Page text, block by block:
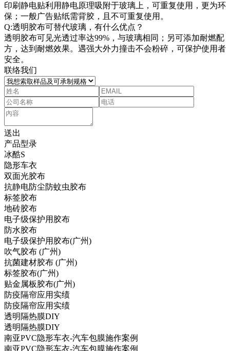
印刷静电贴利用静电原理吸附于玻璃上，可重复使用，更为环
保；一般广告贴纸需背胶，且不可重复使用。
Q:透明胶布可替代玻璃，有什么优点？
透明胶布可见光透过率达99%，与玻璃相同；另可添加耐燃配
方，达到耐燃效果。遇强大外力撞击不会粉碎，可保护使用者
安全。
联络我们
送出
产品型录
冰酷S
隐形车衣
双面光胶布
抗静电防尘防蚊虫胶布
标签胶布
地砖胶布
电子级保护用胶布
防水胶布
电子级保护用胶布(广州)
吹气胶布 (广州)
抗菌建材胶布 (广州)
标签胶布(广州)
贴金属板胶布(广州)
防疫隔帘应用实绩
防疫隔帘应用实绩
透明隔热膜DIY
透明隔热膜DIY
南亚PVC隐形车衣-汽车包膜施作案例
南亚PVC隐形车衣-汽车包膜施作案例